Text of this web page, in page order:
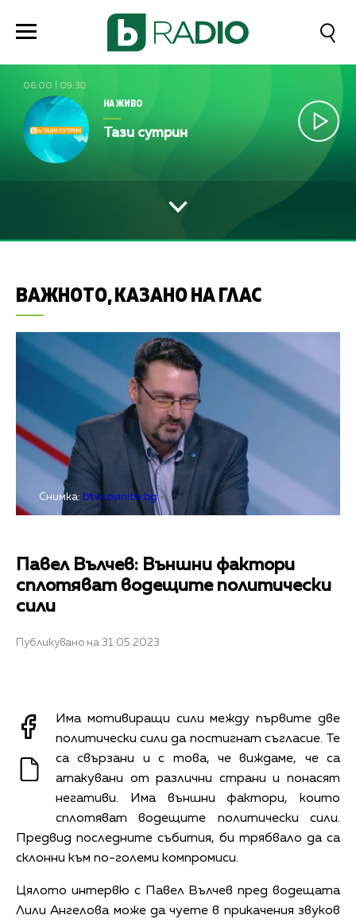
06:00 09:30
НА ЖИВО
Тази сутрин
ВАЖНОТО, КАЗАНО НА ГЛАС
Снимка: btvnovinite.bg
Павел Вълчев: Външни фактори
сплотяват водещите политически
сили
Публикувано на 31.05.2023
Има мотивиращи сили между първите две
политически сили да постигнат съгласие. Те
са свързани и с това, че виждаме, че са
атакувани от различни страни и понасят
негативи. Има външни фактори, които
сплотяват водещите политически сили.
Предвид последните събития, би трябвало да са
склонни към по-големи компромиси.
Цялото интервю с Павел Вълчев пред водещата
Лили Ангелова може да чуете в прикачения звуков